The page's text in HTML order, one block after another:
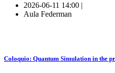
2026-06-11 14:00 |
Aula Federman
Coloquio: Quantum Simulation in the